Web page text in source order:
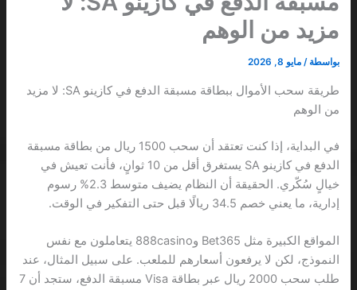
مزيد من الوهم
بواسطة /مايو 8, 2026
طريقة سحب الأموال ببطاقة مسبقة الدفع في كازينو SA: لا مزيد
من الوهم
في البداية، إذا كنت تعتقد أن سحب 1500 ريال من بطاقة مسبقة
الدفع في كازينو SA يستغرق أقل من 10 ثوانٍ، فأنت تعيش في
خيالٍ سُكّري. الحقيقة أن النظام يضيف متوسط 2.3% رسوم
إدارية، ما يعني خصم 34.5 ريالًا قبل حتى التفكير في الوقت.
المواقع الكبيرة مثل Bet365 و888casino يتعاملون مع نفس
النموذج، لكن لا يرفعون أسعارهم للملعب. على سبيل المثال، عند
طلب سحب 2000 ريال عبر بطاقة Visa مسبقة الدفع، ستجد أن 7